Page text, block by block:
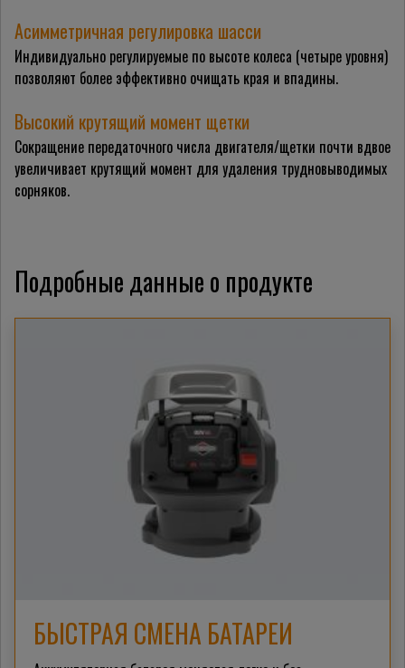
Асимметричная регулировка шасси
Индивидуально регулируемые по высоте колеса (четыре уровня)
позволяют более эффективно очищать края и впадины.
Высокий крутящий момент щетки
Сокращение передаточного числа двигателя/щетки почти вдвое
увеличивает крутящий момент для удаления трудновыводимых
сорняков.
Подробные данные о продукте
БЫСТРАЯ СМЕНА БАТАРЕИ